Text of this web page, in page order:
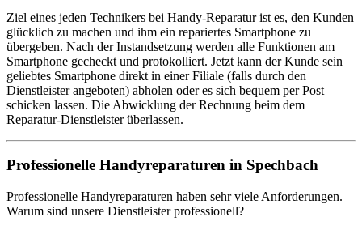
Ziel eines jeden Technikers bei Handy-Reparatur ist es, den Kunden
glücklich zu machen und ihm ein repariertes Smartphone zu
übergeben. Nach der Instandsetzung werden alle Funktionen am
Smartphone gecheckt und protokolliert. Jetzt kann der Kunde sein
geliebtes Smartphone direkt in einer Filiale (falls durch den
Dienstleister angeboten) abholen oder es sich bequem per Post
schicken lassen. Die Abwicklung der Rechnung beim dem
Reparatur-Dienstleister überlassen.
Professionelle Handyreparaturen in Spechbach
Professionelle Handyreparaturen haben sehr viele Anforderungen.
Warum sind unsere Dienstleister professionell?